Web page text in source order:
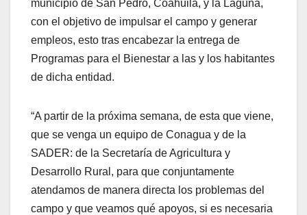
municipio de San Pedro, Coahuila, y la Laguna,
con el objetivo de impulsar el campo y generar
empleos, esto tras encabezar la entrega de
Programas para el Bienestar a las y los habitantes
de dicha entidad.
“A partir de la próxima semana, de esta que viene,
que se venga un equipo de Conagua y de la
SADER: de la Secretaría de Agricultura y
Desarrollo Rural, para que conjuntamente
atendamos de manera directa los problemas del
campo y que veamos qué apoyos, si es necesaria